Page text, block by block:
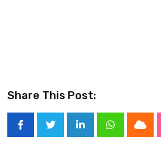
Share This Post:
LinkedInWhatsappCloud